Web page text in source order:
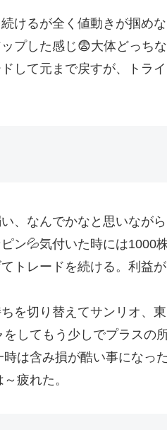
けるが全く値動きが掴め
プした感じ😨大体どっち
して元まで戻すが、トラ
、なんでかなと思いなが
ン💦気付いた時には1000
トレードを続ける。利益
を切り替えてサンリオ、
してもう少しでプラスの
は含み損が酷い事になっ
疲れた。